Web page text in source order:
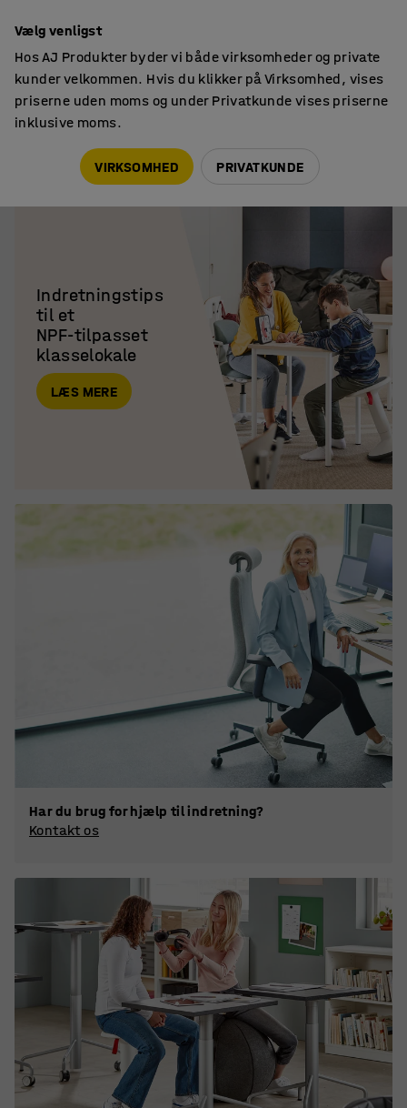
Skoleinventar og indretning
Indretningstips
til et
NPF-tilpasset
klasselokale
LÆS MERE
Har du brug for hjælp til indretning?
Kontakt os
Vælg venligst
Hos AJ Produkter byder vi både virksomheder og private
kunder velkommen. Hvis du klikker på Virksomhed, vises
priserne uden moms og under Privatkunde vises priserne
inklusive moms.
VIRKSOMHED PRIVATKUNDE